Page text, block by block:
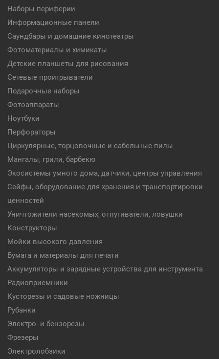
Наборы периферии
Информационные панели
Саундбары и домашние кинотеатры
Фотоматериалы и химикаты
Детские планшеты для рисования
Сетевые проигрыватели
Подарочные наборы
Фотоаппараты
Ноутбуки
Перфораторы
Циркулярные, торцовочные и сабельные пилы
Мангалы, грили, барбекю
Экосистемы умного дома, датчики, центры управления
Сейфы, оборудование для хранения и транспортировки
ценностей
Уничтожители насекомых, отпугиватели, ловушки
Конструкторы
Мойки высокого давления
Бумага и материалы для печати
Аккумуляторы и зарядные устройства для инструмента
Радиоприемники
Кусторезы и садовые ножницы
Рубанки
Электро- и бензорезы
Фрезеры
Электролобзики